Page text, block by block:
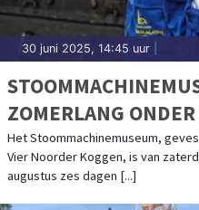
30 juni 2025, 14:45 uur
ZOMERLANG
Het Stoommachinemuseum,
Vier Noorder Koggen, is van
augustus zes dagen [...]